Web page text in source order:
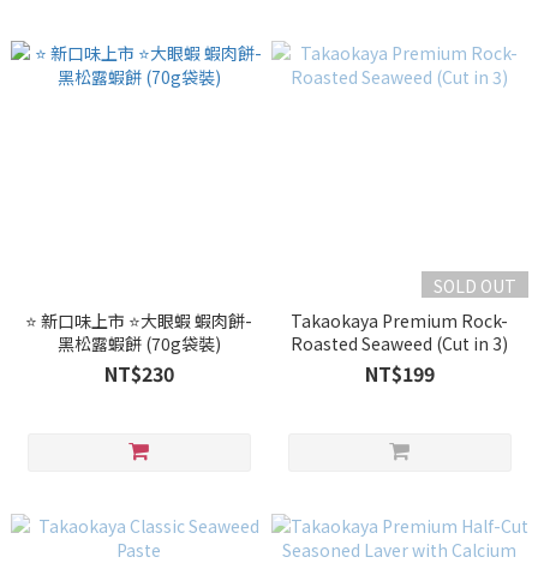
⭐ 新口味上市 ⭐大眼蝦 蝦肉餅-
黑松露蝦餅 (70g袋裝)
NT$230
SOLD OUT
Takaokaya Premium Rock-
Roasted Seaweed (Cut in 3)
NT$199